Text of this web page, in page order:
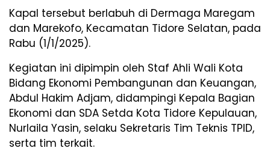
Kapal tersebut berlabuh di Dermaga Maregam
dan Marekofo, Kecamatan Tidore Selatan, pada
Rabu (1/1/2025).
Kegiatan ini dipimpin oleh Staf Ahli Wali Kota
Bidang Ekonomi Pembangunan dan Keuangan,
Abdul Hakim Adjam, didampingi Kepala Bagian
Ekonomi dan SDA Setda Kota Tidore Kepulauan,
Nurlaila Yasin, selaku Sekretaris Tim Teknis TPID,
serta tim terkait.